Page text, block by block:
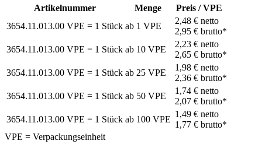
Artikelnummer Menge
Preis / VPE
3654.11.013.00 VPE = 1 Stück ab 1 VPE
2,48 €netto
2,95 €brutto*
3654.11.013.00 VPE = 1 Stück ab 10 VPE
2,23 €netto
2,65 €brutto*
3654.11.013.00 VPE = 1 Stück ab 25 VPE
1,98 €netto
2,36 €brutto*
3654.11.013.00 VPE = 1 Stück ab 50 VPE
1,74 €netto
2,07 €brutto*
3654.11.013.00 VPE = 1 Stück ab 100 VPE
1,49 €netto
1,77 €brutto*
VPE = Verpackungseinheit